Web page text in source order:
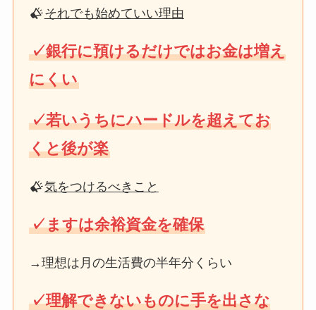
それでも始めていい理由
✓銀行に預けるだけではお金は増え
にくい
✓若いうちにハードルを超えてお
くと後が楽
気をつけるべきこと
✓ますは余裕資金を確保
→理想は月の生活費の半年分くらい
✓理解できないものに手を出さな